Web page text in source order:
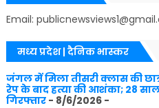
Email:
मध्य प्रदेश | दैनिक भास्कर
जंगल में मिला तीसरी क्लास की
रेप के बाद हत्या की आशंका; 28
गिरफ्तार- 8/6/2026-